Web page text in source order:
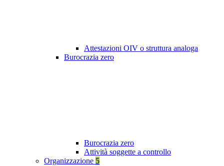
Attestazioni OIV o struttura analoga
Burocrazia zero
Burocrazia zero
Attività soggette a controllo
Organizzazione 5